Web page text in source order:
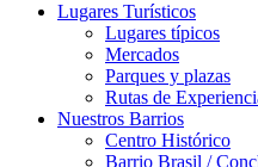
Lugares Turísticos
Lugares tí­picos
Mercados
Parques y plazas
Rutas de
Nuestros Barrios
Centro Histórico
Barrio Brasil /